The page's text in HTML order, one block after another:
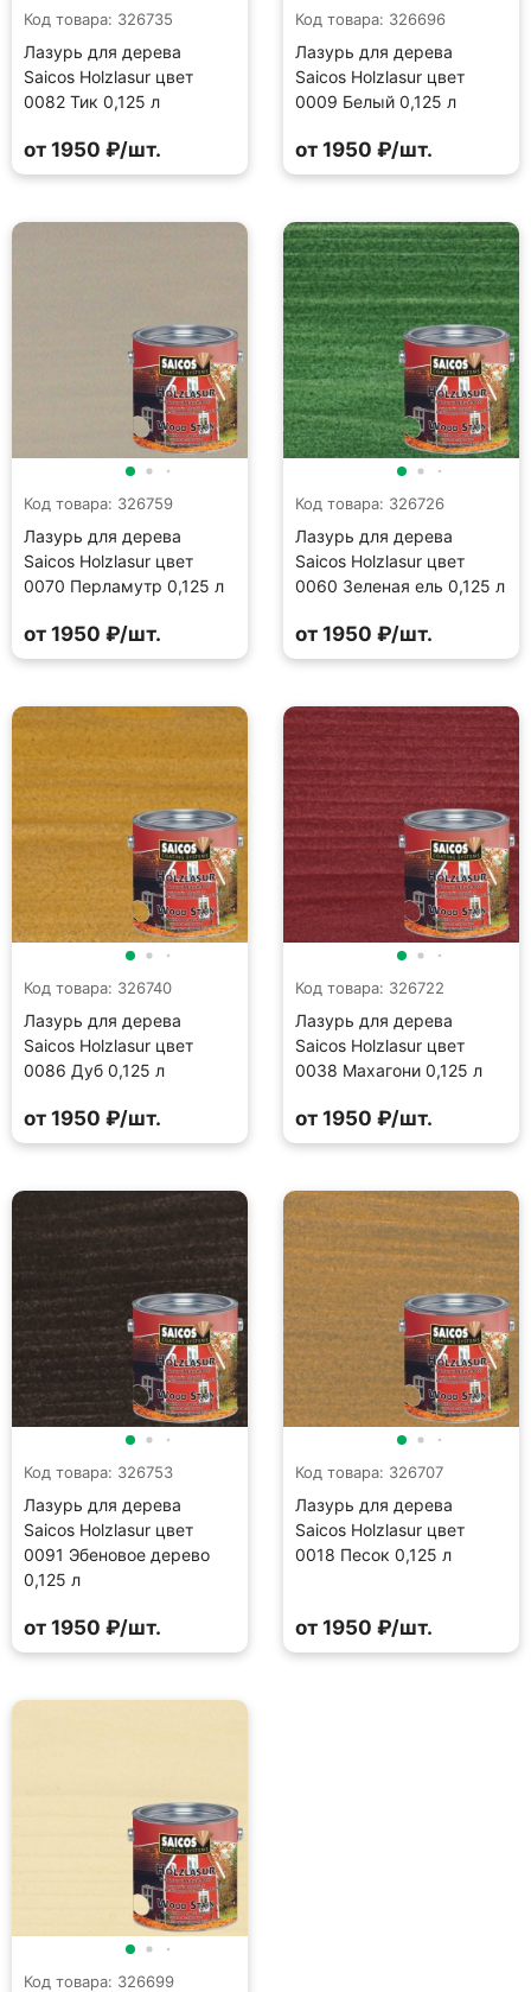
Код товара: 326735
Лазурь для дерева
Saicos Holzlasur цвет
0082 Тик 0,125 л
от 1950 ₽/шт.
Код товара: 326696
Лазурь для дерева
Saicos Holzlasur цвет
0009 Белый 0,125 л
от 1950 ₽/шт.
Код товара: 326759
Лазурь для дерева
Saicos Holzlasur цвет
0070 Перламутр 0,125 л
от 1950 ₽/шт.
Код товара: 326726
Лазурь для дерева
Saicos Holzlasur цвет
0060 Зеленая ель 0,125 л
от 1950 ₽/шт.
Код товара: 326740
Лазурь для дерева
Saicos Holzlasur цвет
0086 Дуб 0,125 л
от 1950 ₽/шт.
Код товара: 326722
Лазурь для дерева
Saicos Holzlasur цвет
0038 Махагони 0,125 л
от 1950 ₽/шт.
Код товара: 326753
Лазурь для дерева
Saicos Holzlasur цвет
0091 Эбеновое дерево
0,125 л
от 1950 ₽/шт.
Код товара: 326707
Лазурь для дерева
Saicos Holzlasur цвет
0018 Песок 0,125 л
от 1950 ₽/шт.
Код товара: 326699